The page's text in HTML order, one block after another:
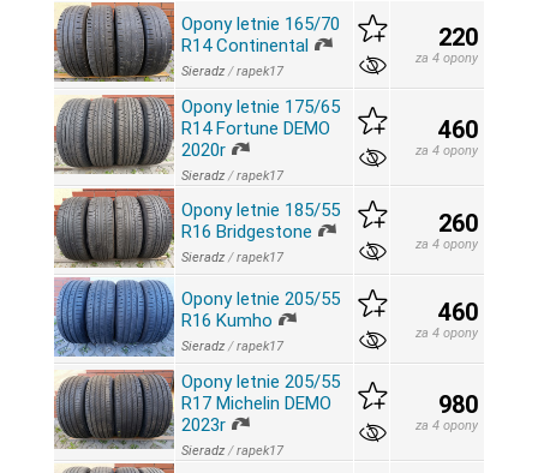
Opony letnie 165/70
R14 Continental
Sieradz /rapek17
220
za 4 opony
Opony letnie 175/65
R14 Fortune DEMO
2020r
Sieradz /rapek17
460
za 4 opony
Opony letnie 185/55
R16 Bridgestone
Sieradz /rapek17
260
za 4 opony
Opony letnie 205/55
R16 Kumho
Sieradz /rapek17
460
za 4 opony
Opony letnie 205/55
R17 Michelin DEMO
2023r
Sieradz /rapek17
980
za 4 opony